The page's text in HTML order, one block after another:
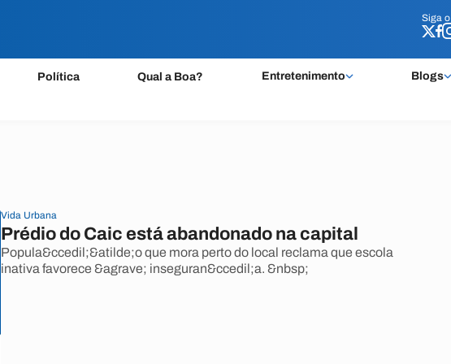
Siga o
Política Qual a Boa? Entretenimento Blogs
Siga o
Vida Urbana
Prédio do Caic está abandonado na capital
Popula&ccedil;&atilde;o que mora perto do local reclama que escola
inativa favorece &agrave; inseguran&ccedil;a. &nbsp;